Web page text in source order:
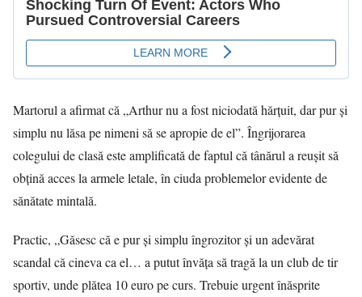
Martorul a afirmat că „Arthur nu a fost niciodată hărțuit, dar pur și
simplu nu lăsa pe nimeni să se apropie de el”. Îngrijorarea
colegului de clasă este amplificată de faptul că tânărul a reușit să
obțină acces la armele letale, în ciuda problemelor evidente de
sănătate mintală.
Practic, „Găsesc că e pur și simplu îngrozitor și un adevărat
scandal că cineva ca el… a putut învăța să tragă la un club de tir
sportiv, unde plătea 10 euro pe curs. Trebuie urgent înăsprite